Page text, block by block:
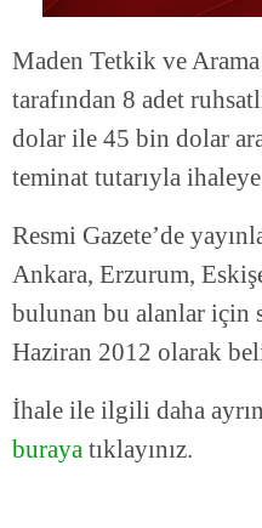
Maden Tetkik ve
tarafından 8 adet
dolar ile 45 bin dolar
teminat tutarıyla ihaleye
Resmi Gazete’de
Ankara, Erzurum,
bulunan bu alanlar için
Haziran 2012 olarak
İhale ile ilgili daha
buraya tıklayınız.